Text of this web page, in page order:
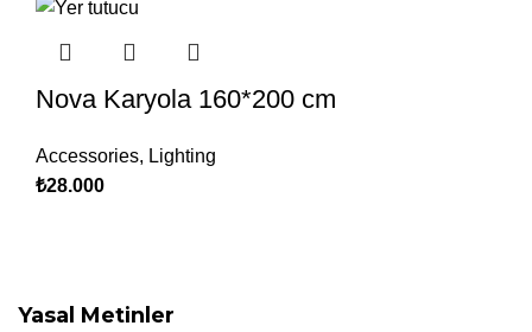
Nova Karyola 160*200 cm
Accessories, Lighting
₺28.000
Yasal Metinler